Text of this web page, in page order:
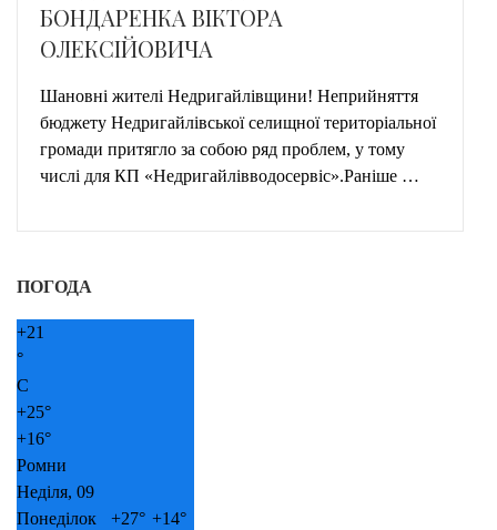
БОНДАРЕНКА ВІКТОРА
ОЛЕКСІЙОВИЧА
Шановні жителі Недригайлівщини! Неприйняття
бюджету Недригайлівської селищної територіальної
громади притягло за собою ряд проблем, у тому
числі для КП «Недригайлівводосервіс».Раніше …
ПОГОДА
+21
°
C
+25°
+16°
Ромни
Неділя, 09
Понеділок
+27° +14°